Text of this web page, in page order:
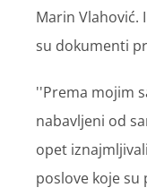
Marin Vlahović.
su dokumenti
''Prema mojim
nabavljeni od
opet
poslove koje su